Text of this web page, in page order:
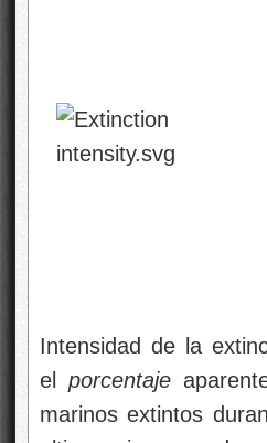
Intensidad de la
el porcentaje
marinos extintos